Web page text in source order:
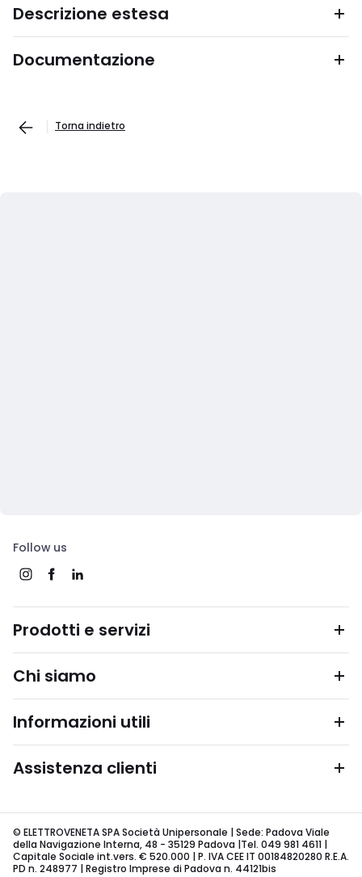
Descrizione estesa
Documentazione
Torna indietro
Follow us
Prodotti e servizi
Chi siamo
Informazioni utili
Assistenza clienti
© ELETTROVENETA SPA Società Unipersonale | Sede: Padova Viale
della Navigazione Interna, 48 - 35129 Padova |Tel. 049 981 4611 |
Capitale Sociale int.vers. € 520.000 | P. IVA CEE IT 00184820280 R.E.A.
PD n. 248977 | Registro Imprese di Padova n. 44121bis